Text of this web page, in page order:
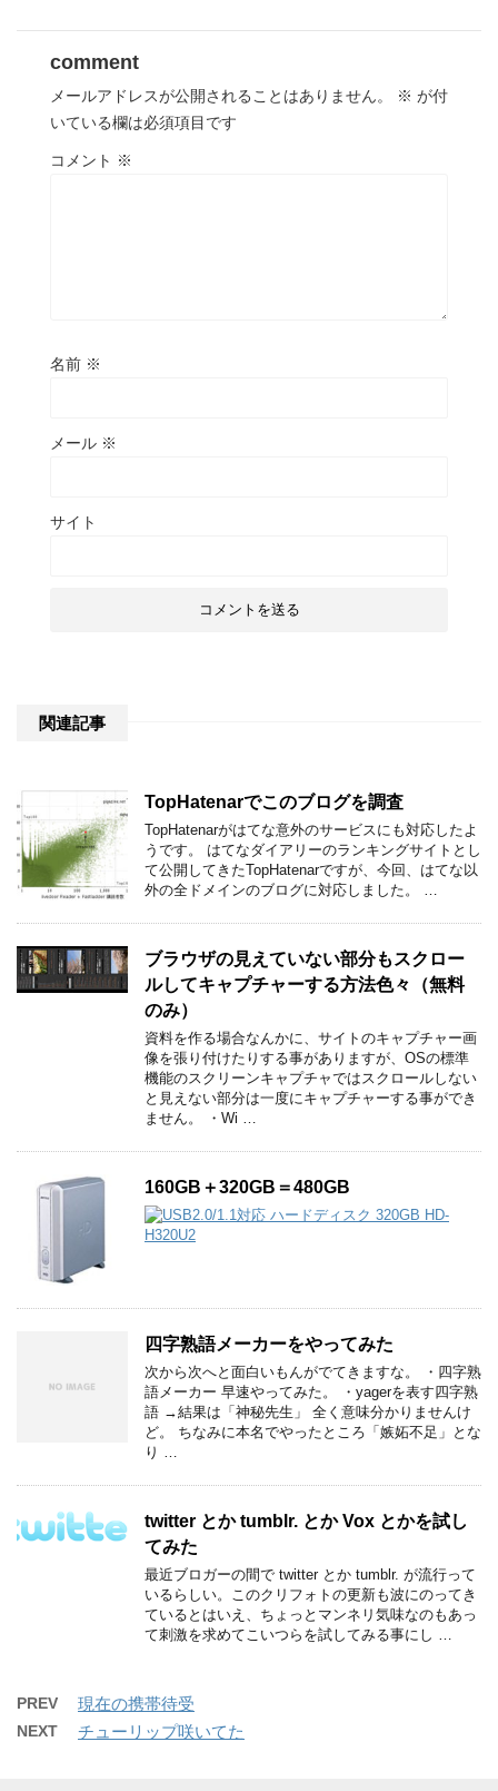
comment
メールアドレスが公開されることはありません。 ※ が付
いている欄は必須項目です
コメント ※
名前 ※
メール ※
サイト
関連記事
TopHatenarでこのブログを調査
TopHatenarがはてな意外のサービスにも対応したよ
うです。 はてなダイアリーのランキングサイトとし
て公開してきたTopHatenarですが、今回、はてな以
外の全ドメインのブログに対応しました。 …
ブラウザの見えていない部分もスクロー
ルしてキャプチャーする方法色々（無料
のみ）
資料を作る場合なんかに、サイトのキャプチャー画
像を張り付けたりする事がありますが、OSの標準
機能のスクリーンキャプチャではスクロールしない
と見えない部分は一度にキャプチャーする事ができ
ません。 ・Wi …
160GB＋320GB＝480GB
四字熟語メーカーをやってみた
次から次へと面白いもんがでてきますな。 ・四字熟
語メーカー 早速やってみた。 ・yagerを表す四字熟
語 →結果は「神秘先生」 全く意味分かりませんけ
ど。 ちなみに本名でやったところ「嫉妬不足」とな
り …
twitter とか tumblr. とか Vox とかを試し
てみた
最近ブロガーの間で twitter とか tumblr. が流行って
いるらしい。このクリフォトの更新も波にのってき
ているとはいえ、ちょっとマンネリ気味なのもあっ
て刺激を求めてこいつらを試してみる事にし …
PREV 現在の携帯待受
NEXT チューリップ咲いてた